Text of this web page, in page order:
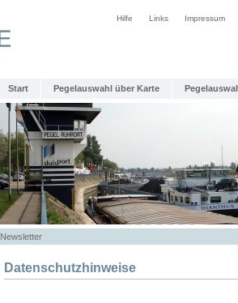
Hilfe Links Impressum
Start Pegelauswahl über Karte
Newsletter
Datenschutzhinweise